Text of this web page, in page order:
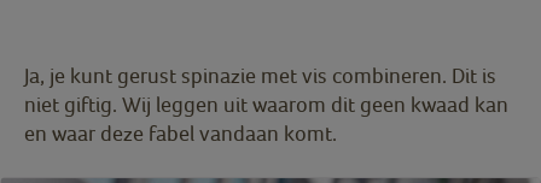
Ja, je kunt gerust spinazie met vis combineren. Dit is
niet giftig. Wij leggen uit waarom dit geen kwaad kan
en waar deze fabel vandaan komt.